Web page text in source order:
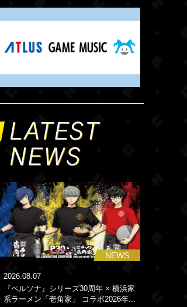
NEWS
2026.08.07
『ペルソナ』シリーズ30周年 × 横浜家
系ラーメン「壱角家」 コラボ2026年...